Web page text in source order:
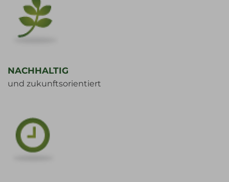
NACHHALTIG
und zukunftsorientiert